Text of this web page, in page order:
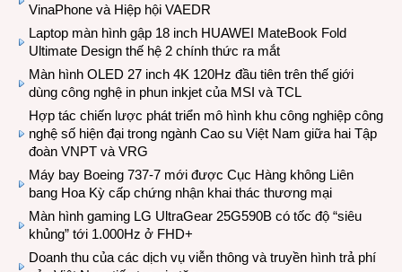
VinaPhone và Hiệp hội VAEDR
Laptop màn hình gập 18 inch HUAWEI MateBook Fold
Ultimate Design thế hệ 2 chính thức ra mắt
Màn hình OLED 27 inch 4K 120Hz đầu tiên trên thế giới
dùng công nghệ in phun inkjet của MSI và TCL
Hợp tác chiến lược phát triển mô hình khu công nghiệp công
nghệ số hiện đại trong ngành Cao su Việt Nam giữa hai Tập
đoàn VNPT và VRG
Máy bay Boeing 737-7 mới được Cục Hàng không Liên
bang Hoa Kỳ cấp chứng nhận khai thác thương mại
Màn hình gaming LG UltraGear 25G590B có tốc độ “siêu
khủng” tới 1.000Hz ở FHD+
Doanh thu của các dịch vụ viễn thông và truyền hình trả phí